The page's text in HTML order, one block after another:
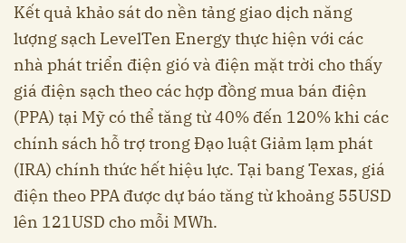
Kết quả khảo sát do nền tảng giao dịch năng
lượng sạch LevelTen Energy thực hiện với các
nhà phát triển điện gió và điện mặt trời cho thấy
giá điện sạch theo các hợp đồng mua bán điện
(PPA) tại Mỹ có thể tăng từ 40% đến 120% khi các
chính sách hỗ trợ trong Đạo luật Giảm lạm phát
(IRA) chính thức hết hiệu lực. Tại bang Texas, giá
điện theo PPA được dự báo tăng từ khoảng 55USD
lên 121USD cho mỗi MWh.